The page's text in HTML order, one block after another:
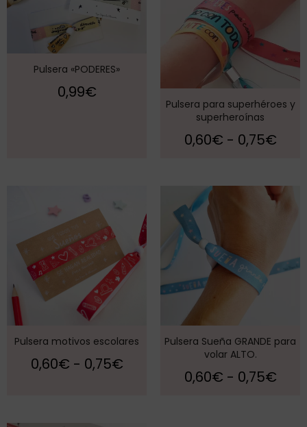
Pulsera «PODERES»
0,99€
Pulsera para superhéroes y
superheroínas
0,60€ - 0,75€
Pulsera motivos escolares
0,60€ - 0,75€
Pulsera Sueña GRANDE para
volar ALTO.
0,60€ - 0,75€